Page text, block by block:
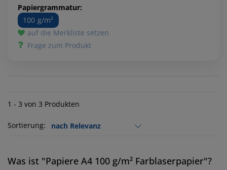
Papiergrammatur:
100 g/m²
auf die Merkliste setzen
Frage zum Produkt
1 - 3 von 3 Produkten
Sortierung:
Was ist "Papiere A4 100 g/m² Farblaserpapier"?